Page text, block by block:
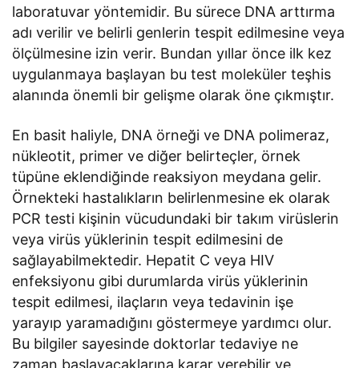
laboratuvar yöntemidir. Bu sürece DNA arttırma
adı verilir ve belirli genlerin tespit edilmesine veya
ölçülmesine izin verir. Bundan yıllar önce ilk kez
uygulanmaya başlayan bu test moleküler teşhis
alanında önemli bir gelişme olarak öne çıkmıştır.
En basit haliyle, DNA örneği ve DNA polimeraz,
nükleotit, primer ve diğer belirteçler, örnek
tüpüne eklendiğinde reaksiyon meydana gelir.
Örnekteki hastalıkların belirlenmesine ek olarak
PCR testi kişinin vücudundaki bir takım virüslerin
veya virüs yüklerinin tespit edilmesini de
sağlayabilmektedir. Hepatit C veya HIV
enfeksiyonu gibi durumlarda virüs yüklerinin
tespit edilmesi, ilaçların veya tedavinin işe
yarayıp yaramadığını göstermeye yardımcı olur.
Bu bilgiler sayesinde doktorlar tedaviye ne
zaman başlayacaklarına karar verebilir ve